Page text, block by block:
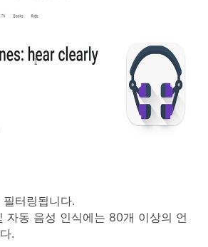
터링됩니다.
자동 음성 인식에는 80개 이상의 언
.